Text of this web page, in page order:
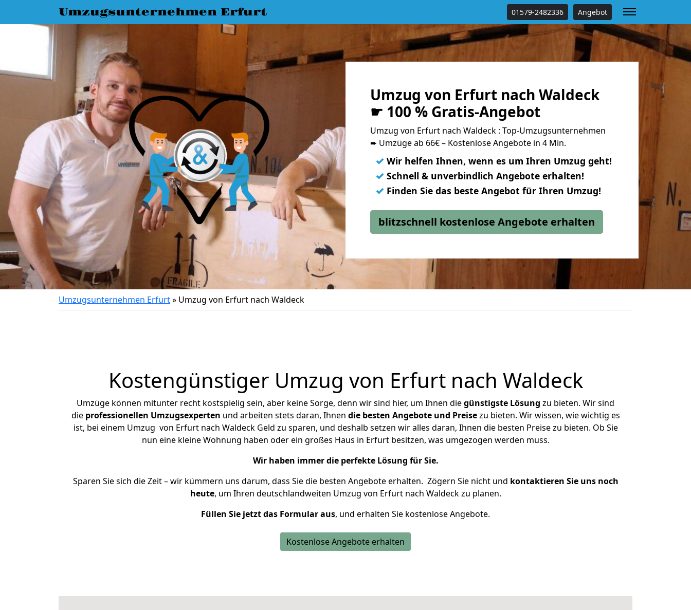
Umzugsunternehmen Erfurt 01579-2482336 Angebot
Umzug von Erfurt nach Waldeck
☛ 100 % Gratis-Angebot
Umzug von Erfurt nach Waldeck : Top-Umzugsunternehmen
➨ Umzüge ab 66€ – Kostenlose Angebote in 4 Min.
✓ Wir helfen Ihnen, wenn es um Ihren Umzug geht!
✓ Schnell & unverbindlich Angebote erhalten!
✓ Finden Sie das beste Angebot für Ihren Umzug!
blitzschnell kostenlose Angebote erhalten
Umzugsunternehmen Erfurt» Umzug von Erfurt nach Waldeck
Kostengünstiger Umzug von Erfurt nach Waldeck
Umzüge können mitunter recht kostspielig sein, aber keine Sorge, denn wir sind hier, um Ihnen diegünstigste Lösung zu bieten. Wir sind
die professionellen Umzugsexperten und arbeiten stets daran, Ihnen die besten Angebote und Preisezu bieten. Wir wissen, wie wichtig es
ist, bei einem Umzug von Erfurt nach Waldeck Geld zu sparen, und deshalb setzen wir alles daran, Ihnen die besten Preise zu bieten. Ob Sie
nun eine kleine Wohnung haben oder ein großes Haus in Erfurt besitzen, was umgezogen werden muss.
Wir haben immer die perfekte Lösung für Sie.
Sparen Sie sich die Zeit – wir kümmern uns darum, dass Sie die besten Angebote erhalten. Zögern Sie nicht und kontaktieren Sie uns noch
heute, um Ihren deutschlandweiten Umzug von Erfurt nach Waldeck zu planen.
Füllen Sie jetzt das Formular aus, und erhalten Sie kostenlose Angebote.
Kostenlose Angebote erhalten